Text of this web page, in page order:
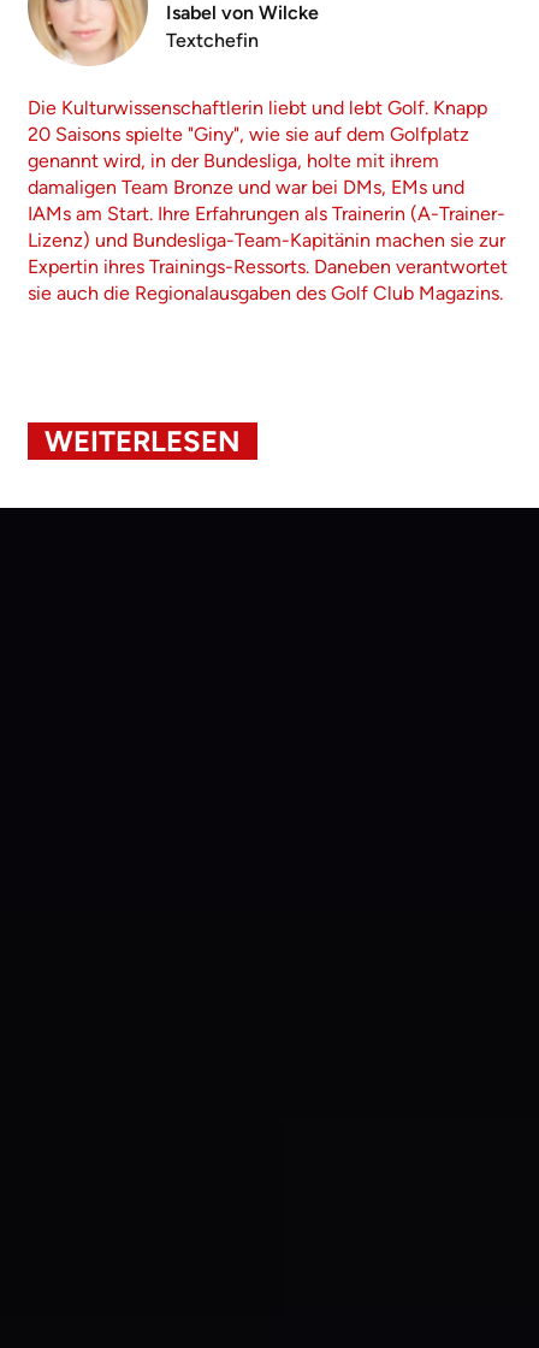
Isabel von Wilcke
Textchefin
Die Kulturwissenschaftlerin liebt und lebt Golf. Knapp
20 Saisons spielte "Giny", wie sie auf dem Golfplatz
genannt wird, in der Bundesliga, holte mit ihrem
damaligen Team Bronze und war bei DMs, EMs und
IAMs am Start. Ihre Erfahrungen als Trainerin (A-Trainer-
Lizenz) und Bundesliga-Team-Kapitänin machen sie zur
Expertin ihres Trainings-Ressorts. Daneben verantwortet
sie auch die Regionalausgaben des Golf Club Magazins.
WEITERLESEN